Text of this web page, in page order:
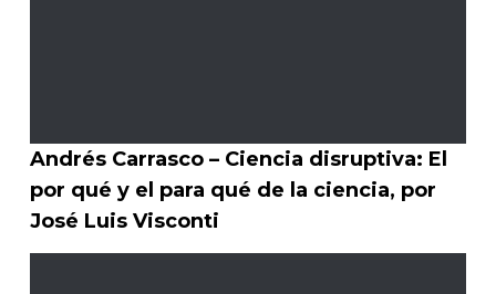
Andrés Carrasco – Ciencia disruptiva: El
por qué y el para qué de la ciencia, por
José Luis Visconti